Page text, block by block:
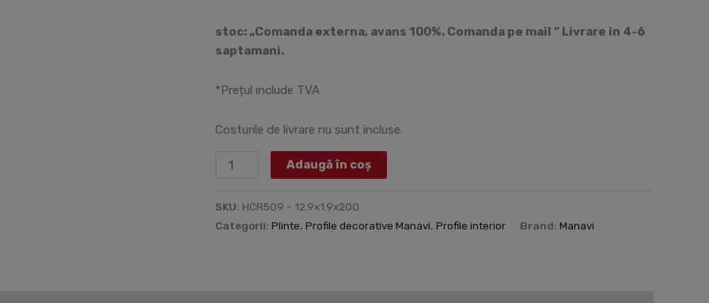
stoc: „Comanda externa, avans 100%. Comanda pe mail ” Livrare in 4-6
saptamani.
*Prețul include TVA
Costurile de livrare nu sunt incluse.
Adaugă în coș
SKU: HCR509 - 12.9x1.9x200
Categorii:Plinte,Profile decorative Manavi,Profile interior Brand:Manavi